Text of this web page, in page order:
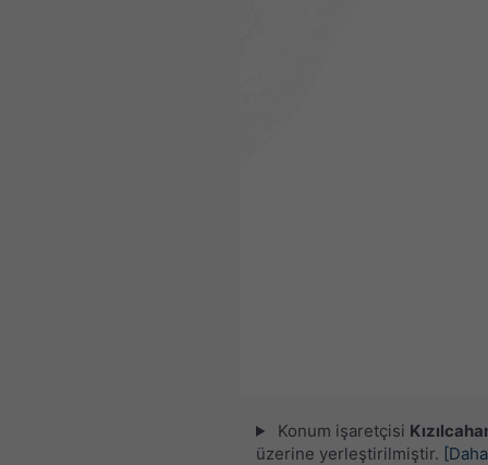
Konum işaretçisi
üzerine yerleştirilmiştir.